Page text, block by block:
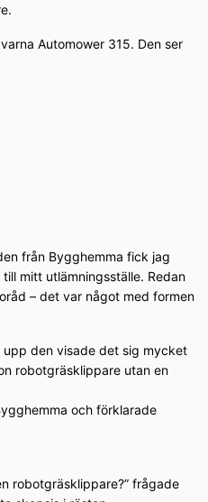
Automower 315. Den ser
från Bygghemma fick jag
mitt utlämningsställe. Redan
– det var något med formen
den visade det sig mycket
robotgräsklippare utan en
och förklarade
robotgräsklippare?” frågade